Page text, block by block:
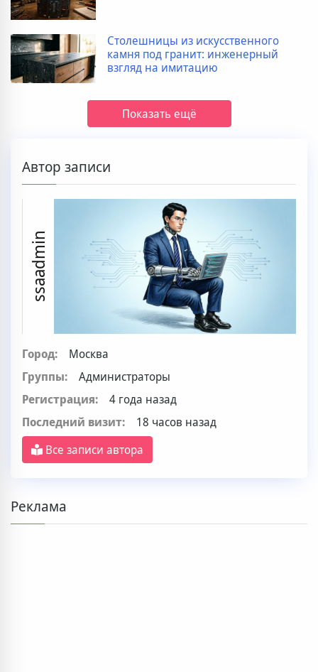
Столешницы из искусственного
камня под гранит: инженерный
взгляд на имитацию
Показать ещё
Автор записи
ssaadmin
Город:
Москва
Группы:
Администраторы
Регистрация:
4 года назад
Последний визит:
18 часов назад
Все записи автора
Реклама